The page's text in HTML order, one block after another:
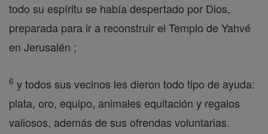
todo su espíritu se había despertado por Dios,
preparada para ir a reconstruir el Templo de Yahvé
en Jerusalén ;
6 y todos sus vecinos les dieron todo tipo de ayuda:
plata, oro, equipo, animales equitación y regalos
valiosos, además de sus ofrendas voluntarias.